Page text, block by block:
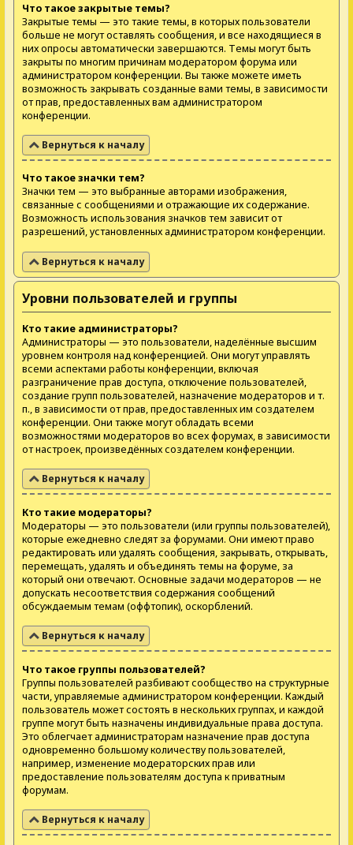
Что такое закрытые темы?
Закрытые темы — это такие темы, в которых пользователи
больше не могут оставлять сообщения, и все находящиеся в
них опросы автоматически завершаются. Темы могут быть
закрыты по многим причинам модератором форума или
администратором конференции. Вы также можете иметь
возможность закрывать созданные вами темы, в зависимости
от прав, предоставленных вам администратором
конференции.
Вернуться к началу
Что такое значки тем?
Значки тем — это выбранные авторами изображения,
связанные с сообщениями и отражающие их содержание.
Возможность использования значков тем зависит от
разрешений, установленных администратором конференции.
Вернуться к началу
Уровни пользователей и группы
Кто такие администраторы?
Администраторы — это пользователи, наделённые высшим
уровнем контроля над конференцией. Они могут управлять
всеми аспектами работы конференции, включая
разграничение прав доступа, отключение пользователей,
создание групп пользователей, назначение модераторов и т.
п., в зависимости от прав, предоставленных им создателем
конференции. Они также могут обладать всеми
возможностями модераторов во всех форумах, в зависимости
от настроек, произведённых создателем конференции.
Вернуться к началу
Кто такие модераторы?
Модераторы — это пользователи (или группы пользователей),
которые ежедневно следят за форумами. Они имеют право
редактировать или удалять сообщения, закрывать, открывать,
перемещать, удалять и объединять темы на форуме, за
который они отвечают. Основные задачи модераторов — не
допускать несоответствия содержания сообщений
обсуждаемым темам (оффтопик), оскорблений.
Вернуться к началу
Что такое группы пользователей?
Группы пользователей разбивают сообщество на структурные
части, управляемые администратором конференции. Каждый
пользователь может состоять в нескольких группах, и каждой
группе могут быть назначены индивидуальные права доступа.
Это облегчает администраторам назначение прав доступа
одновременно большому количеству пользователей,
например, изменение модераторских прав или
предоставление пользователям доступа к приватным
форумам.
Вернуться к началу